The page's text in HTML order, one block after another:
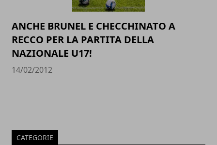
ANCHE BRUNEL E CHECCHINATO A
RECCO PER LA PARTITA DELLA
NAZIONALE U17!
14/02/2012
CATEGORIE